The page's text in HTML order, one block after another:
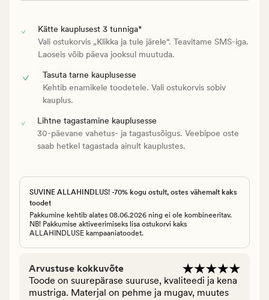
Kätte kauplusest 3 tunniga*
Vali ostukorvis „Klikka ja tule järele“. Teavitame SMS-iga.
Laoseis võib päeva jooksul muutuda.
Tasuta tarne kauplusesse
Kehtib enamikele toodetele. Vali ostukorvis sobiv
kauplus.
Lihtne tagastamine kauplusesse
30-päevane vahetus- ja tagastusõigus. Veebipoe oste
saab hetkel tagastada ainult kauplustes.
SUVINE ALLAHINDLUS! -70% kogu ostult, ostes vähemalt kaks
toodet
Pakkumine kehtib alates 08.06.2026 ning ei ole kombineeritav.
NB! Pakkumise aktiveerimiseks lisa ostukorvi kaks
ALLAHINDLUSE kampaaniatoodet.
Arvustuse kokkuvõte
Toode on suurepärase suuruse, kvaliteedi ja kena
mustriga. Materjal on pehme ja mugav, muutes